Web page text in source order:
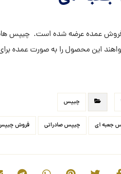
فروش عمده عرضه شده است. چیپس
این محصول را به صورت عمده
چیپس
جعبه ای چیپس صادراتی فروش